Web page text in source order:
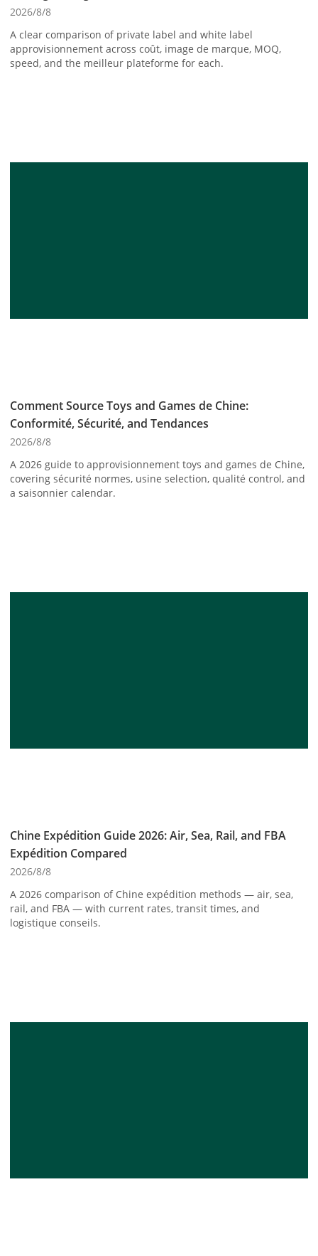
2026/8/8
A clear comparison of private label and white label
approvisionnement across coût, image de marque, MOQ,
speed, and the meilleur plateforme for each.
Comment Source Toys and Games de Chine:
Conformité, Sécurité, and Tendances
2026/8/8
A 2026 guide to approvisionnement toys and games de Chine,
covering sécurité normes, usine selection, qualité control, and
a saisonnier calendar.
Chine Expédition Guide 2026: Air, Sea, Rail, and FBA
Expédition Compared
2026/8/8
A 2026 comparison of Chine expédition methods — air, sea,
rail, and FBA — with current rates, transit times, and
logistique conseils.